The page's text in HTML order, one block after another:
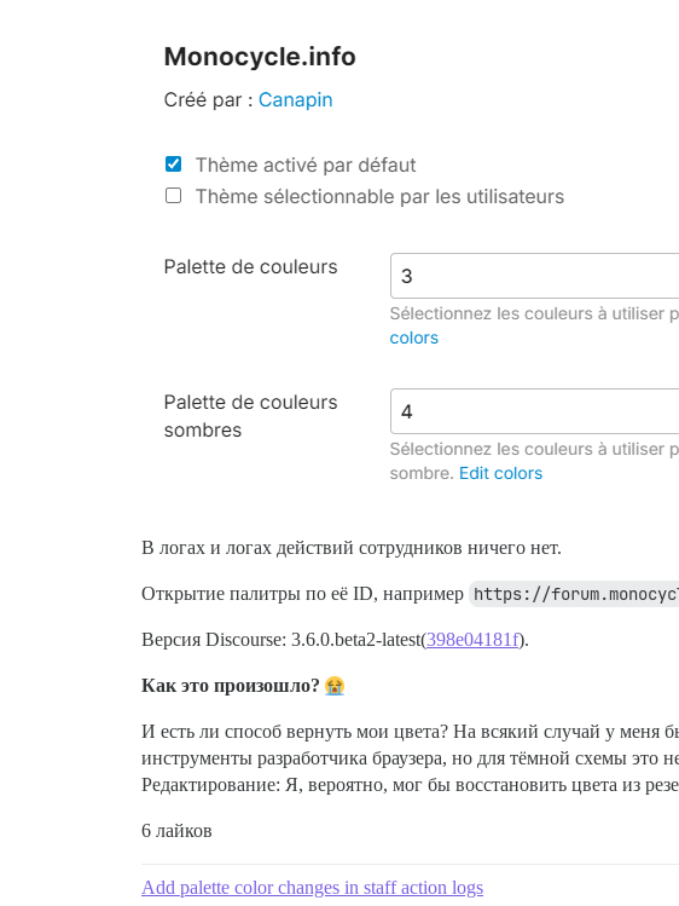
В логах и логах действий сотрудников ничего нет.
Открытие палитры по её ID, например https://
Версия Discourse: 3.6.0.beta2-latest(398e04181f).
Как это произошло?
И есть ли способ вернуть мои цвета? На всякий случай у меня
инструменты разработчика браузера, но для тёмной схемы это
Редактирование: Я, вероятно, мог бы восстановить цвета из
6 лайков
Add palette color changes in staff action logs